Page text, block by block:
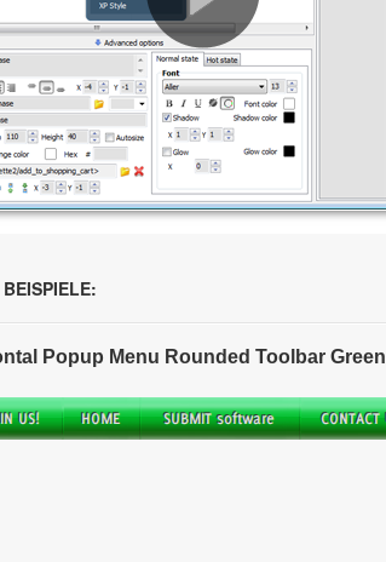
BEISPIELE:
Popup Menu Rounded Toolbar Green